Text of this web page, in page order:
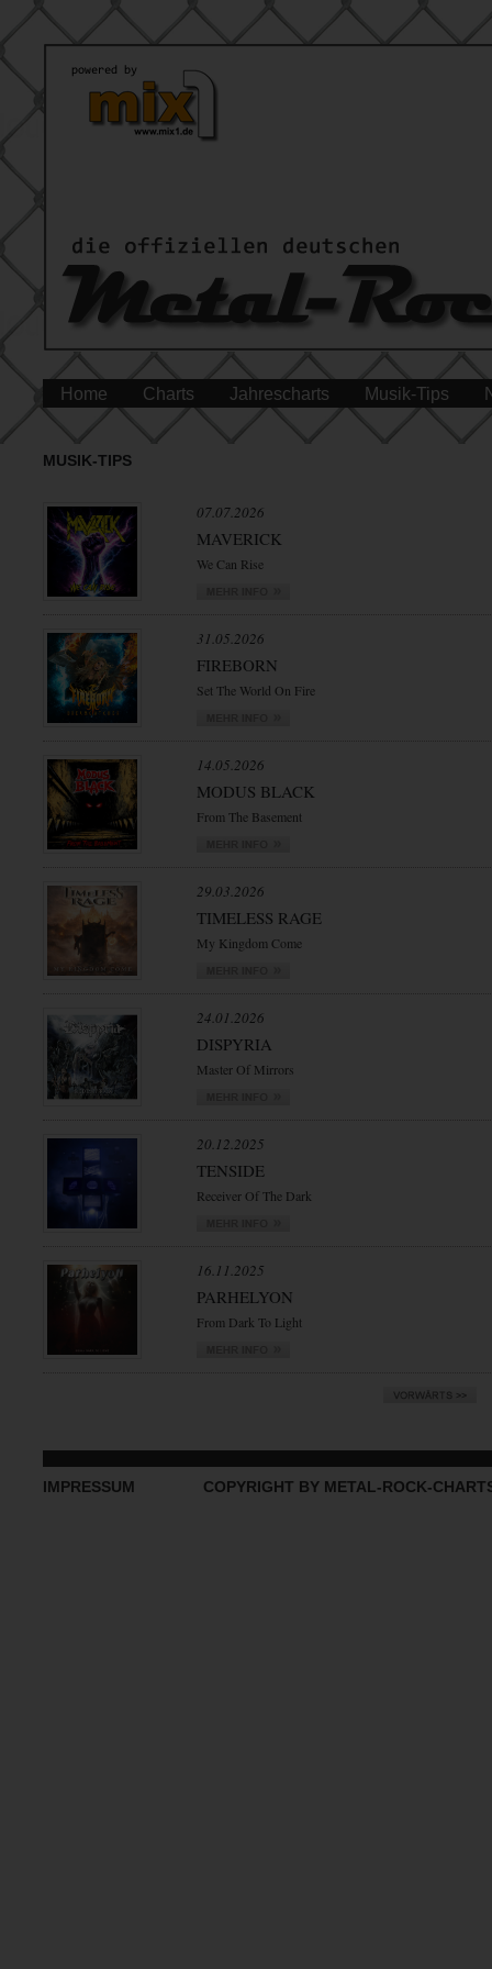
Home Charts Jahrescharts Musik-Tips
MUSIK-TIPS
07.07.2026
MAVERICK
We Can Rise
31.05.2026
FIREBORN
Set The World On Fire
14.05.2026
MODUS BLACK
From The Basement
29.03.2026
TIMELESS RAGE
My Kingdom Come
24.01.2026
DISPYRIA
Master Of Mirrors
20.12.2025
TENSIDE
Receiver Of The Dark
16.11.2025
PARHELYON
From Dark To Light
IMPRESSUM COPYRIGHT BY METAL-ROCK-